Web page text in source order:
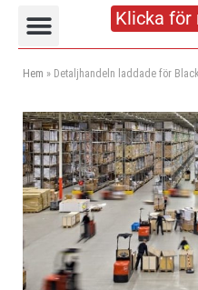
Klicka för
Hem » Detaljhandeln laddade för